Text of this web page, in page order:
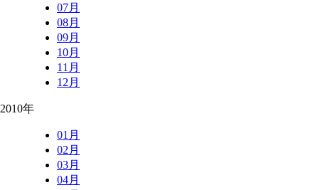
07月
08月
09月
10月
11月
12月
2010年
01月
02月
03月
04月